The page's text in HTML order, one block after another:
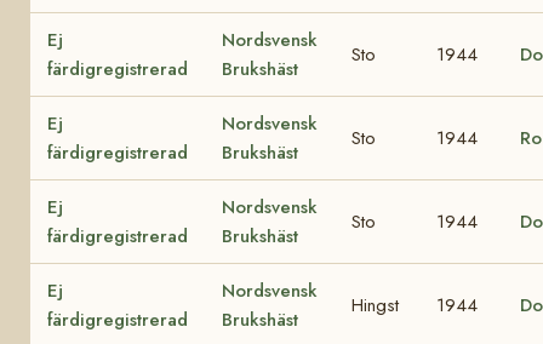
Ej
färdigregistrerad
Nordsvensk
Brukshäst
Sto 1944
Ej
färdigregistrerad
Nordsvensk
Brukshäst
Sto 1944
Ej
färdigregistrerad
Nordsvensk
Brukshäst
Sto 1944
Ej
färdigregistrerad
Nordsvensk
Brukshäst
Hingst 1944